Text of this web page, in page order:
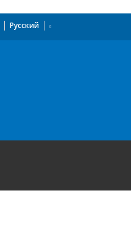
Русский